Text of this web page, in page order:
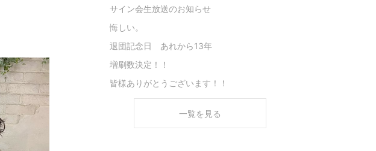
サイン会生放送のお知らせ
悔しい。
退団記念日 あれから13年
増刷数決定！！
皆様ありがとうございます！！
一覧を見る